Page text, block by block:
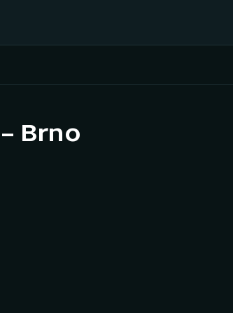
Jezdectví
Brno